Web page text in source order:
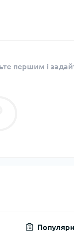
першим і